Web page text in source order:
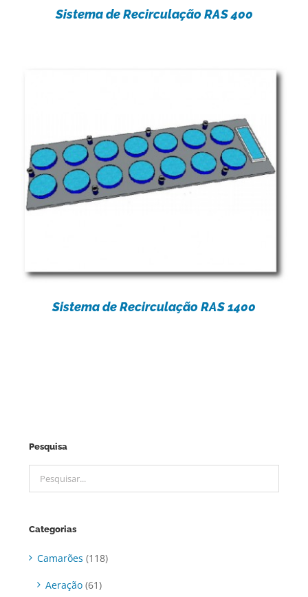
Sistema de Recirculação RAS 400
Sistema de Recirculação RAS 1400
Pesquisa
Categorias
Camarões (118)
Aeração (61)